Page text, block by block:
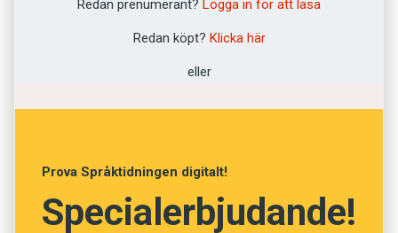
som namn på köpcentrum i Kina och
namnbytet på köpcentrumet.
NamnetKungens kurva myntades av en
Redan prenumerant? Logga in för att läsa
Redan köpt? Klicka här
eller
Prova Språktidningen digitalt!
Specialerbjudande!